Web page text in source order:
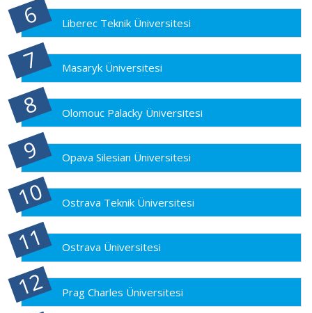
Liberec Teknik Üniversitesi
Masaryk Üniversitesi
Olomouc Palacky Üniversitesi
Opava Silesian Üniversitesi
Ostrava Teknik Üniversitesi
Ostrava Üniversitesi
Prag Charles Üniversitesi